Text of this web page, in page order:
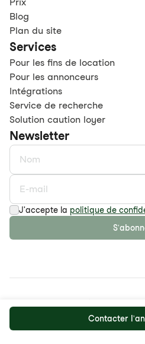
Contacter
Blog
Plan du site
Services
Pour les fins de location
Pour les annonceurs
Intégrations
Service de recherche
Solution caution loyer
Newsletter
J'accepte la politique de
Politique de